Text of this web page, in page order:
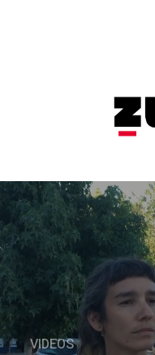
VIDEOS